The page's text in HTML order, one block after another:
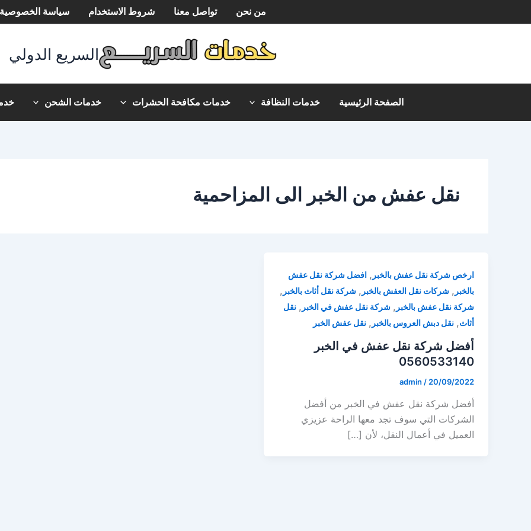
إلى
من نحن تواصل معنا شروط الاستخدام سياسة الخصوصية
السريع الدولي
الصفحة الرئيسية خدمات النظافة خدمات مكافحة الحشرات خدمات الشحن
نقل عفش من الخبر الى المزاحمية
ارخص شركة نقل عفش بالخبر , افضل شركة نقل عفش
بالخبر , شركات نقل العفش بالخبر , شركة نقل أثاث بالخبر ,
شركة نقل عفش بالخبر , شركة نقل عفش في الخبر , نقل
أثاث, نقل دبش العروس بالخبر , نقل عفش الخبر
أفضل شركة نقل عفش في الخبر
0560533140
admin / 20/09/2022
أفضل شركة نقل عفش في الخبر من أفضل
الشركات التي سوف تجد معها الراحة عزيزي
العميل في أعمال النقل، لأن […]